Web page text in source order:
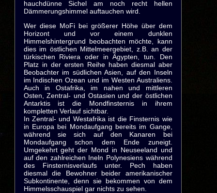
hauchdünne Sichel am noch recht hellen
Dämmerungshimmel auftauchen wird.
Wer diese MoFi bei größerer Höhe über dem
Horizont und vor einem dunklen
Himmelshintergrund beobachten möchte, kann
dies im östlichen Mittelmeergebiet, z.B. an der
türkischen Riviera oder in Ägypten, tun. Den
Platz in der ersten Reihe haben diesmal aber
Beobachter im südlichen Asien, auf den Inseln
im Indischen Ozean und im Westen Australiens.
Auch in Ostafrika, im nahen und mittleren
Osten, Zentral- und Ostasien und der östlichen
Antarktis ist die Mondfinsternis in ihrem
kompletten Verlauf sichtbar.
In Zentral- und Westafrika ist die Finsternis wie
in Europa bei Mondaufgang bereits im Gange,
während sie sich auf den Kanaren bei
Mondaufgang schon dem Ende zuneigt.
Umgekehrt geht der Mond in Neuseeland und
auf den zahlreichen Ineln Polynesiens während
des Finsternisverlaufs unter. Pech haben
diesmal die Bewohner beider amerikanischer
Subkontinente, denn sie bekommen von dem
Himmelsschauspiel gar nichts zu sehen.